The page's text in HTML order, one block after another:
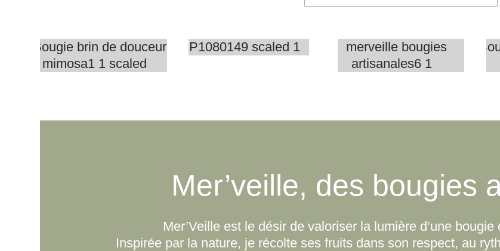
Mer’veille, des bougies
Mer’Veille est le désir de valoriser la lumière d’une
Inspirée par la nature, je récolte ses fruits dans son respect, au